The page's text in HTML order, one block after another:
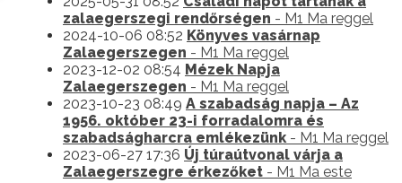
zalaegerszegi rendőrségen - M1 Ma reggel
2024-10-06 08:52 Könyves vasárnap
Zalaegerszegen - M1 Ma reggel
2023-12-02 08:54 Mézek Napja
Zalaegerszegen - M1 Ma reggel
2023-10-23 08:49 A szabadság napja – Az
1956. október 23-i forradalomra és
szabadságharcra emlékezünk- M1 Ma reggel
2023-06-27 17:36 Új túraútvonal várja a
Zalaegerszegre érkezőket - M1 Ma este